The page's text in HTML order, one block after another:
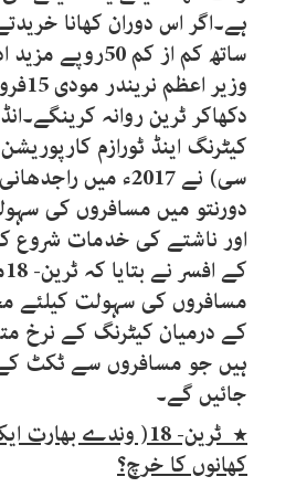
ہے۔اگر اس دوران کھانا
ساتھ کم از کم
وزیر
دکھاکر ٹرین روانہ
کیٹرنگ اینڈ ٹورازم
سی) نے 2017ء میں
دورنتو میں مسافروں کی
اور ناشتے کی خدمات شروع
مسافروں کی سہولت کیلئے
کے درمیان کیٹرنگ کے نرخ
ہیں جو مسافروں سے ٹکٹ
جائیں گے۔
٭ ٹرین- 18( وندے
کھانوں کا خرچ؟